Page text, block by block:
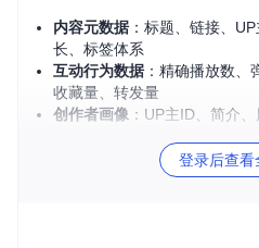
内容元数据：标题、链接、
长、标签体系
互动行为数据：精确播放数、
收藏量、转发量
创作者画像 ：UP主ID、简介
这种多维度的数据采集能力，使
构化信息，转化为可分析、可比
登录后查看